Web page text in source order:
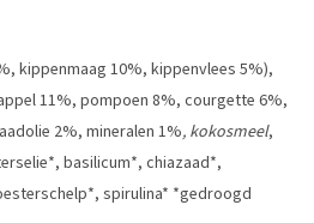
kippenmaag 10%, kippenvlees 5%),
11%, pompoen 8%, courgette 6%,
2%, mineralen 1%, kokosmeel,
basilicum*, chiazaad*,
spirulina* *gedroogd